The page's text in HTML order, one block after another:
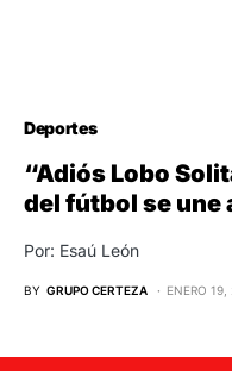
Deportes
“Adiós Lobo
del fútbol se une
Por: Esaú León
BY GRUPO CERTEZA ENERO 19,